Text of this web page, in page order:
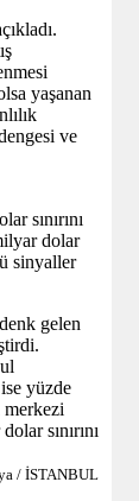
yaşanan
ve
sınırını
dolar
sinyaller
gelen
yüzde
merkezi
sınırını
/ İSTANBUL